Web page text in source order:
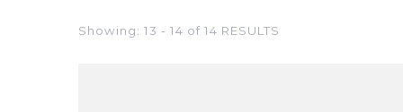
Showing: 13 - 14 of 14 RESULTS